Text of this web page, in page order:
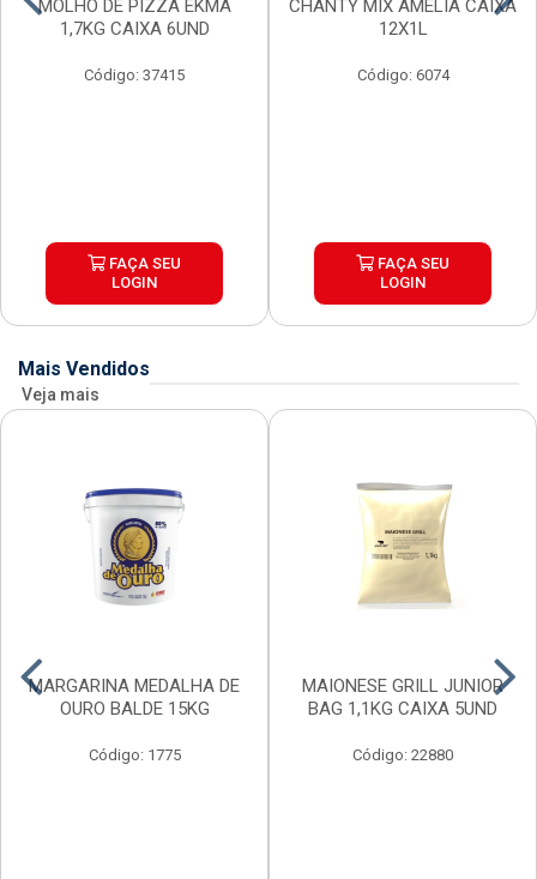
MOLHO DE PIZZA EKMA
1,7KG CAIXA 6UND
Código: 37415
FAÇA SEU
LOGIN
CHANTY MIX AMELIA CAIXA
12X1L
Código: 6074
FAÇA SEU
LOGIN
Mais Vendidos
Veja mais
MARGARINA MEDALHA DE
OURO BALDE 15KG
Código: 1775
MAIONESE GRILL JUNIOR
BAG 1,1KG CAIXA 5UND
Código: 22880